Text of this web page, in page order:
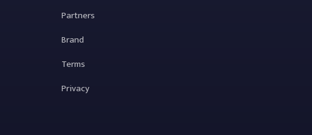
Partners
Brand
Terms
Privacy